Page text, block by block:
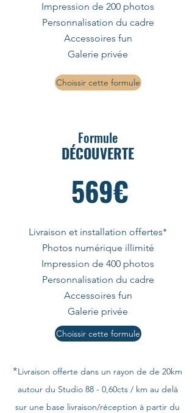
Impression de 200 photos
Personnalisation du cadre
Accessoires fun
Galerie privée
Choissir cette formule
Formule
DÉCOUVERTE
569€
Livraison et installation offertes*
Photos numérique illimité
Impression de 400 photos
Personnalisation du cadre
Accessoires fun
Galerie privée
Choissir cette formule
*Livraison offerte dans un rayon de de 20km
autour du Studio 88 - 0,60cts / km au delà
sur une base livraison/réception à partir du